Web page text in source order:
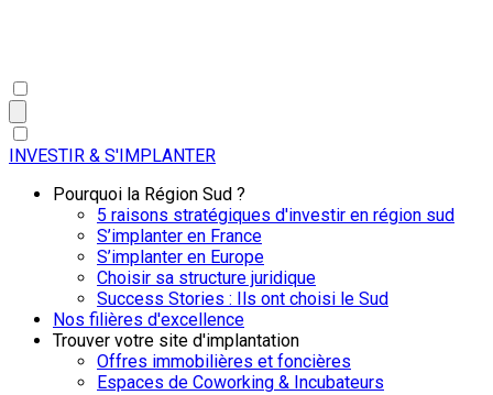
INVESTIR & S'IMPLANTER
Pourquoi la Région Sud ?
5 raisons stratégiques d'investir en région sud
S’implanter en France
S’implanter en Europe
Choisir sa structure juridique
Success Stories : Ils ont choisi le Sud
Nos filières d'excellence
Trouver votre site d'implantation
Offres immobilières et foncières
Espaces de Coworking & Incubateurs